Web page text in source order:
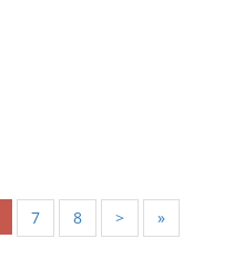
7 8 > »